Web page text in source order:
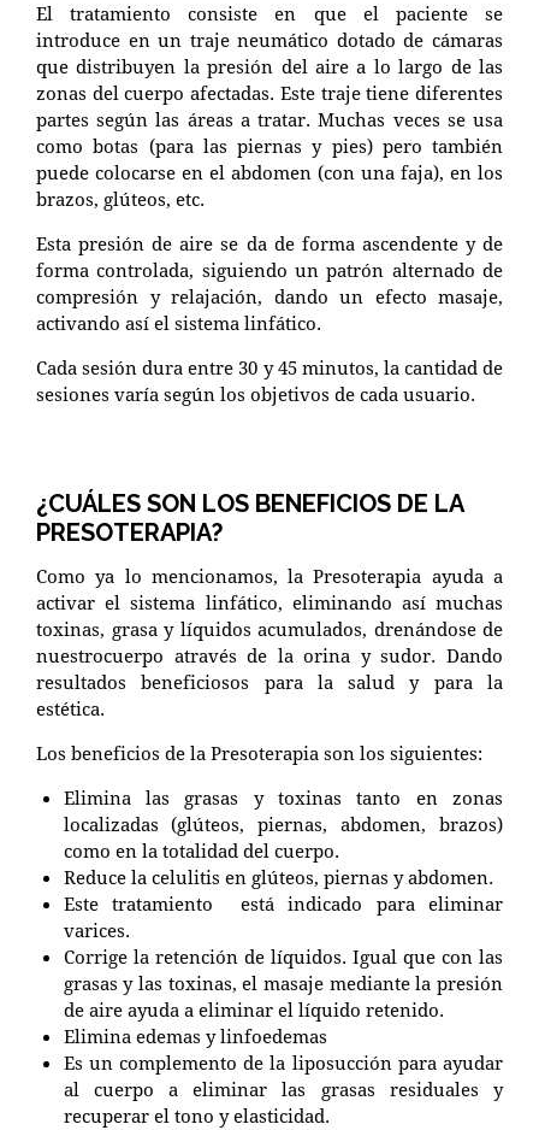
El tratamiento consiste en que el paciente se
introduce en un traje neumático dotado de cámaras
que distribuyen la presión del aire a lo largo de las
zonas del cuerpo afectadas. Este traje tiene diferentes
partes según las áreas a tratar. Muchas veces se usa
como botas (para las piernas y pies) pero también
puede colocarse en el abdomen (con una faja), en los
brazos, glúteos, etc.
Esta presión de aire se da de forma ascendente y de
forma controlada, siguiendo un patrón alternado de
compresión y relajación, dando un efecto masaje,
activando así el sistema linfático.
Cada sesión dura entre 30 y 45 minutos, la cantidad de
sesiones varía según los objetivos de cada usuario.
¿CUÁLES SON LOS BENEFICIOS DE LA
PRESOTERAPIA?
Como ya lo mencionamos, la Presoterapia ayuda a
activar el sistema linfático, eliminando así muchas
toxinas, grasa y líquidos acumulados, drenándose de
nuestrocuerpo através de la orina y sudor. Dando
resultados beneficiosos para la salud y para la
estética.
Los beneficios de la Presoterapia son los siguientes:
Elimina las grasas y toxinas tanto en zonas
localizadas (glúteos, piernas, abdomen, brazos)
como en la totalidad del cuerpo.
Reduce la celulitis en glúteos, piernas y abdomen.
Este tratamiento está indicado para eliminar
varices.
Corrige la retención de líquidos. Igual que con las
grasas y las toxinas, el masaje mediante la presión
de aire ayuda a eliminar el líquido retenido.
Elimina edemas y linfoedemas
Es un complemento de la liposucción para ayudar
al cuerpo a eliminar las grasas residuales y
recuperar el tono y elasticidad.